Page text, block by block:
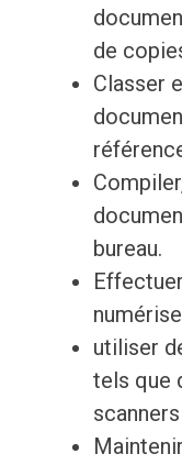
de
Classer
bureau.
utiliser
tels que
scanners